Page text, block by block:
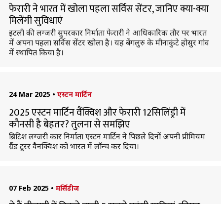
फेरारी ने भारत में खोला पहला सर्विस सेंटर, जानिए क्या-क्या
मिलेंगी सुविधाएं
इटली की लग्जरी सुपरकार निर्माता फेरारी ने आधिकारिक तौर पर भारत
में अपना पहला सर्विस सेंटर खोला है। यह बेंगलुरु के मीनाकुंटे होसुर गांव
में स्थापित किया है।
24 Mar 2025 • एस्टन मार्टिन
2025 एस्टन मार्टिन वैंक्विश और फेरारी 12सिलिंड्री में
कौनसी है बेहतर? तुलना से समझिए
ब्रिटिश लग्जरी कार निर्माता एस्टन मार्टिन ने पिछले दिनों अपनी प्रीमियम
ग्रैंड टूरर वैनक्विश को भारत में लॉन्च कर दिया।
07 Feb 2025 • मर्सिडीज